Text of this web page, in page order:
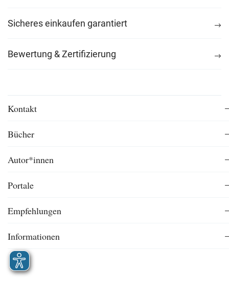
Sicheres einkaufen garantiert
Bewertung & Zertifizierung
Kontakt
Bücher
Autor*innen
Portale
Empfehlungen
Informationen